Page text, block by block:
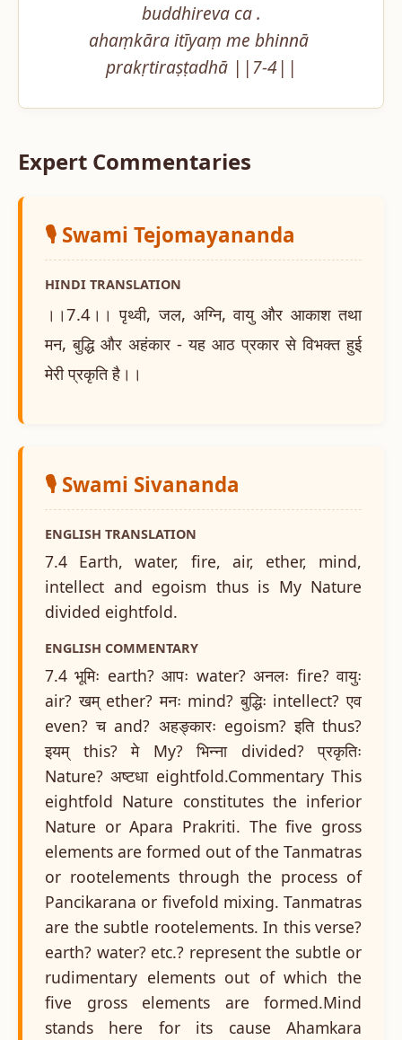
buddhireva ca .
ahaṃkāra itīyaṃ me bhinnā
prakṛtiraṣṭadhā ||7-4||
Expert Commentaries
🎙️ Swami Tejomayananda
HINDI TRANSLATION
।।7.4।। पृथ्वी, जल, अग्नि, वायु और आकाश तथा
मन, बुद्धि और अहंकार - यह आठ प्रकार से विभक्त हुई
मेरी प्रकृति है।।
🎙️ Swami Sivananda
ENGLISH TRANSLATION
7.4 Earth, water, fire, air, ether, mind,
intellect and egoism thus is My Nature
divided eightfold.
ENGLISH COMMENTARY
7.4 भूमिः earth? आपः water? अनलः fire? वायुः
air? खम् ether? मनः mind? बुद्धिः intellect? एव
even? च and? अहङ्कारः egoism? इति thus?
इयम् this? मे My? भिन्ना divided? प्रकृतिः
Nature? अष्टधा eightfold.Commentary This
eightfold Nature constitutes the inferior
Nature or Apara Prakriti. The five gross
elements are formed out of the Tanmatras
or rootelements through the process of
Pancikarana or fivefold mixing. Tanmatras
are the subtle rootelements. In this verse?
earth? water? etc.? represent the subtle or
rudimentary elements out of which the
five gross elements are formed.Mind
stands here for its cause Ahamkara